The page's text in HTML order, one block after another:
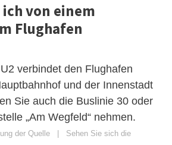
von einem
Flughafen
verbindet den Flughafen
und der Innenstadt
Sie auch die Buslinie 30 oder
„Am Wegfeld“ nehmen.
der Quelle | Sehen Sie sich die